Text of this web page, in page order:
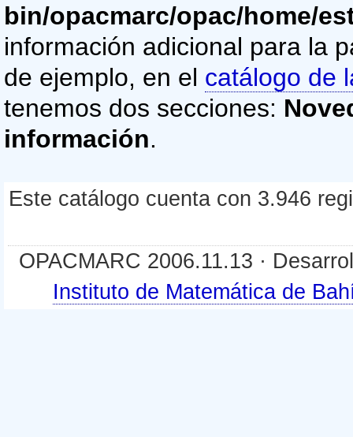
bin/opacmarc/opac/home/
información adicional para la
de ejemplo, en el catálogo de
tenemos dos secciones:
información.
Este catálogo cuenta con 3.946
OPACMARC 2006.11.13 ·
Instituto de Matemática de